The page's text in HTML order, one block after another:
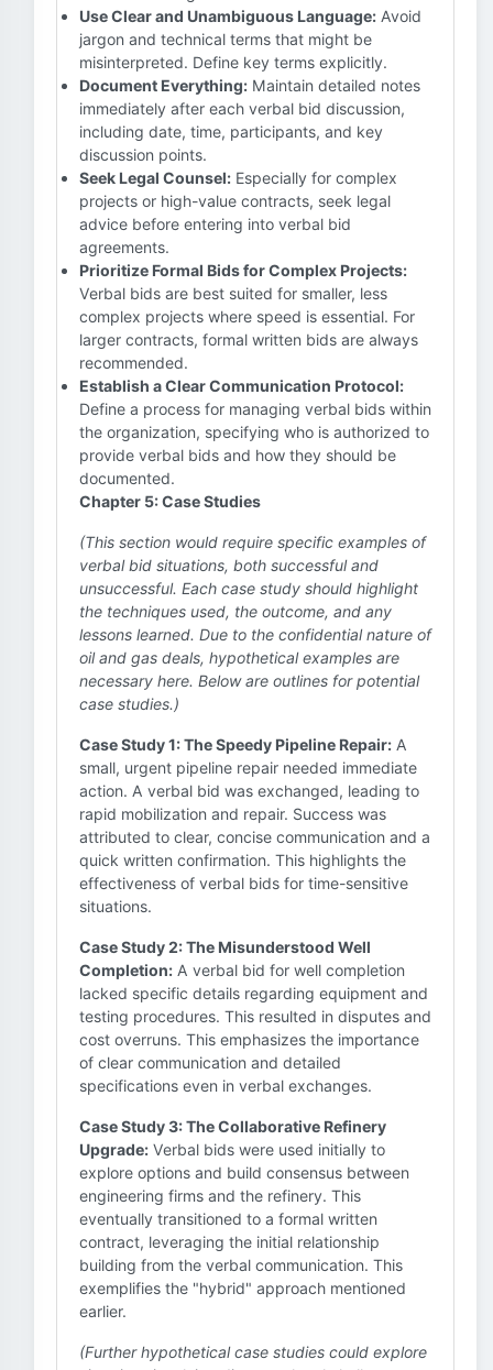
Use Clear and Unambiguous Language: Avoid
jargon and technical terms that might be
misinterpreted. Define key terms explicitly.
Document Everything: Maintain detailed notes
immediately after each verbal bid discussion,
including date, time, participants, and key
discussion points.
Seek Legal Counsel: Especially for complex
projects or high-value contracts, seek legal
advice before entering into verbal bid
agreements.
Prioritize Formal Bids for Complex Projects:
Verbal bids are best suited for smaller, less
complex projects where speed is essential. For
larger contracts, formal written bids are always
recommended.
Establish a Clear Communication Protocol:
Define a process for managing verbal bids within
the organization, specifying who is authorized to
provide verbal bids and how they should be
documented.
Chapter 5: Case Studies
(This section would require specific examples of
verbal bid situations, both successful and
unsuccessful. Each case study should highlight
the techniques used, the outcome, and any
lessons learned. Due to the confidential nature of
oil and gas deals, hypothetical examples are
necessary here. Below are outlines for potential
case studies.)
Case Study 1: The Speedy Pipeline Repair: A
small, urgent pipeline repair needed immediate
action. A verbal bid was exchanged, leading to
rapid mobilization and repair. Success was
attributed to clear, concise communication and a
quick written confirmation. This highlights the
effectiveness of verbal bids for time-sensitive
situations.
Case Study 2: The Misunderstood Well
Completion: A verbal bid for well completion
lacked specific details regarding equipment and
testing procedures. This resulted in disputes and
cost overruns. This emphasizes the importance
of clear communication and detailed
specifications even in verbal exchanges.
Case Study 3: The Collaborative Refinery
Upgrade: Verbal bids were used initially to
explore options and build consensus between
engineering firms and the refinery. This
eventually transitioned to a formal written
contract, leveraging the initial relationship
building from the verbal communication. This
exemplifies the "hybrid" approach mentioned
earlier.
(Further hypothetical case studies could explore